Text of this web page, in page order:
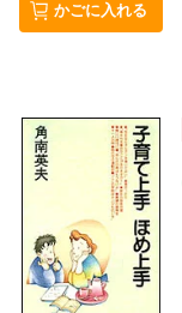
かごに入れる